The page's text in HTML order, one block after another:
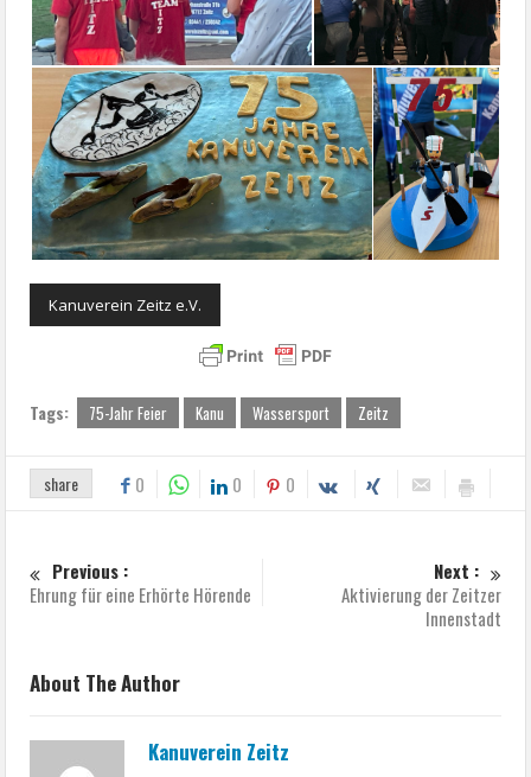
Kanuverein Zeitz e.V.
Tags: 75-Jahr Feier Kanu Wassersport Zeitz
share 0 0 0
Previous :
Ehrung für eine Erhörte Hörende
Next :
Aktivierung der Zeitzer
Innenstadt
About The Author
Kanuverein Zeitz